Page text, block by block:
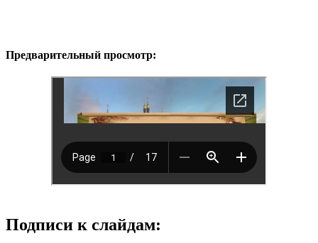
Предварительный просмотр:
Подписи к слайдам: